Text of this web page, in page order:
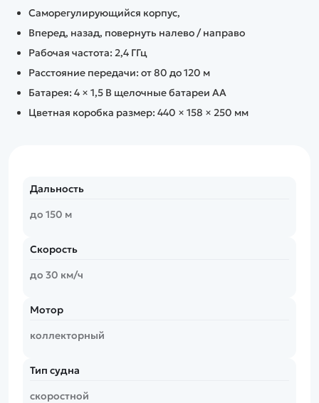
Саморегулирующийся корпус,
Вперед, назад, повернуть налево / направо
Рабочая частота: 2,4 ГГц
Расстояние передачи: от 80 до 120 м
Батарея: 4 × 1,5 В щелочные батареи AA
Цветная коробка размер: 440 × 158 × 250 мм
Дальность
до 150 м
Скорость
до 30 км/ч
Мотор
коллекторный
Тип судна
скоростной